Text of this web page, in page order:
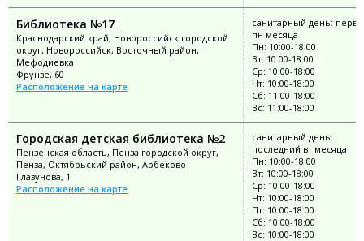
Библиотека №17
Краснодарский край, Новороссийск городской
округ, Новороссийск, Восточный район,
Мефодиевка
Фрунзе, 60
Расположение на карте
санитарный день:
пн месяца
Пн: 10:00-18:00
Вт: 10:00-18:00
Ср: 10:00-18:00
Чт: 10:00-18:00
Сб: 11:00-18:00
Вс: 11:00-18:00
Городская детская библиотека №2
Пензенская область, Пенза городской округ,
Пенза, Октябрьский район, Арбеково
Глазунова, 1
Расположение на карте
санитарный день:
последний вт месяца
Пн: 10:00-18:00
Вт: 10:00-18:00
Ср: 10:00-18:00
Чт: 10:00-18:00
Пт: 10:00-18:00
Сб: 10:00-18:00
Вс: 10:00-18:00